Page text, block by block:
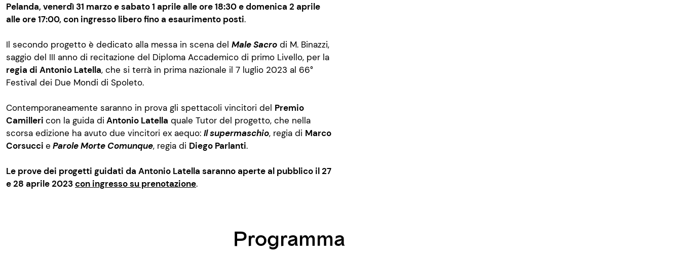
Pelanda, venerdì 31 marzo e sabato 1 aprile alle ore 18:30 e domenica 2 aprile
alle ore 17:00, con ingresso libero fino a esaurimento posti.
Il secondo progetto è dedicato alla messa in scena del Male Sacro di M. Binazzi,
saggio del III anno di recitazione del Diploma Accademico di primo Livello, per la
regia di Antonio Latella, che si terrà in prima nazionale il 7 luglio 2023 al 66°
Festival dei Due Mondi di Spoleto.
Contemporaneamente saranno in prova gli spettacoli vincitori del Premio
Camilleri con la guida di Antonio Latella quale Tutor del progetto, che nella
scorsa edizione ha avuto due vincitori ex aequo: Il supermaschio, regia di Marco
Corsucci e Parole Morte Comunque, regia di Diego Parlanti.
Le prove dei progetti guidati da Antonio Latella saranno aperte al pubblico il 27
e 28 aprile 2023 con ingresso su prenotazione.
Programma